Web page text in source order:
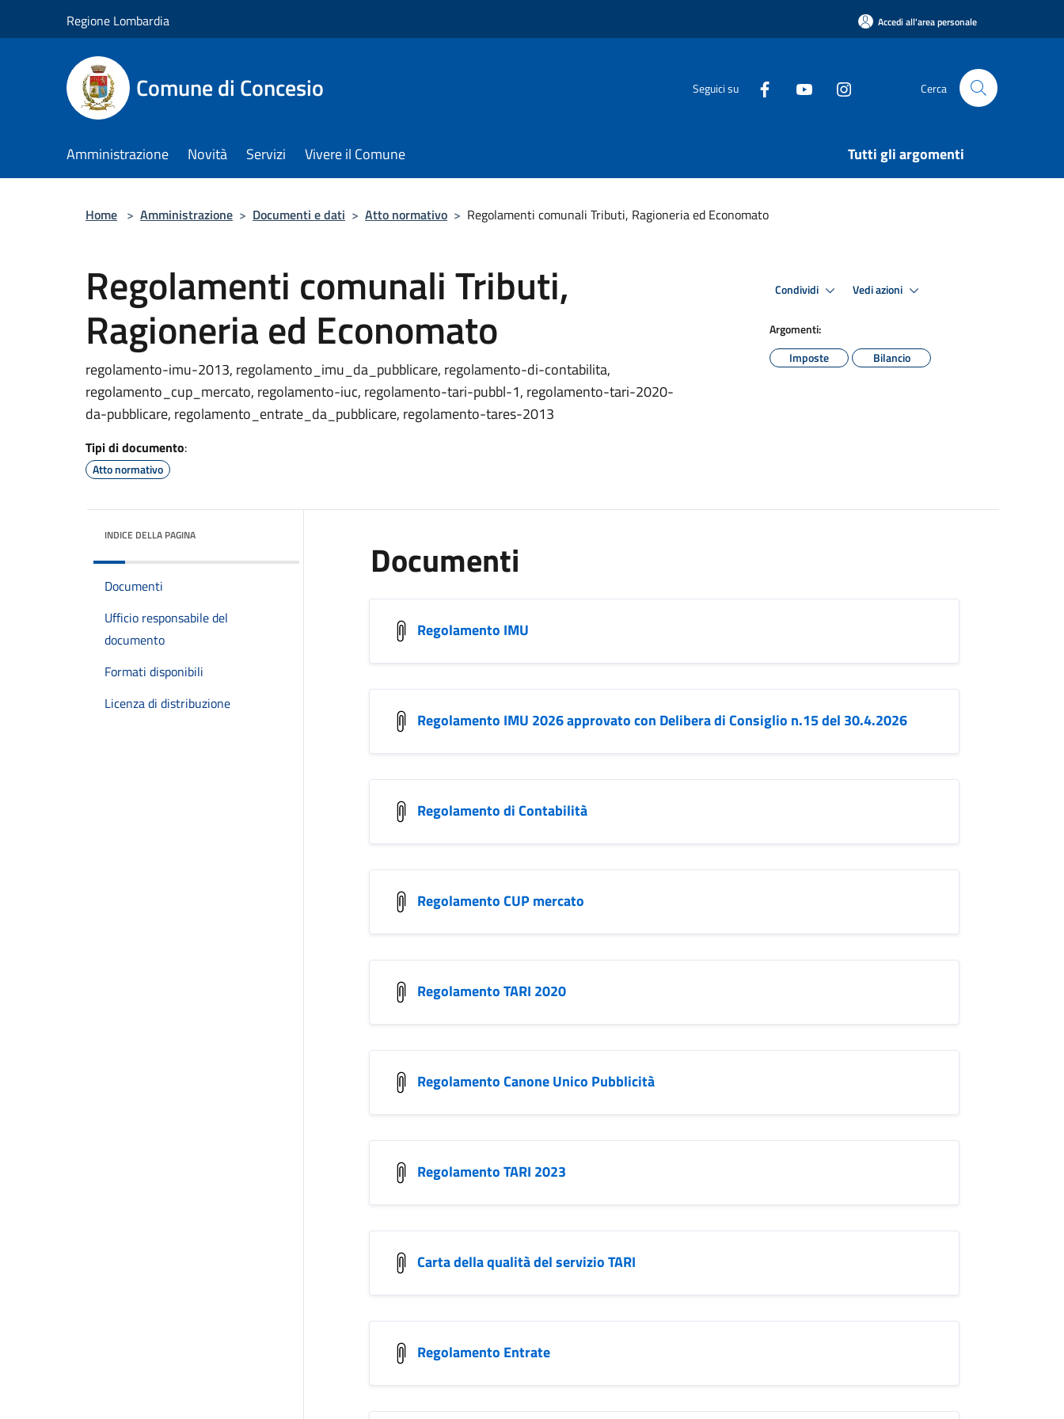
Regione Lombardia Accedi all'area personale
Comune di Concesio Seguici su Cerca
Amministrazione Novità Servizi Vivere il Comune Tutti gli argomenti
Home > Amministrazione > Documenti e dati > Atto normativo > Regolamenti comunali Tributi, Ragioneria ed Economato
Regolamenti comunali Tributi,
Ragioneria ed Economato
regolamento-imu-2013, regolamento_imu_da_pubblicare, regolamento-di-contabilita,
regolamento_cup_mercato, regolamento-iuc, regolamento-tari-pubbl-1, regolamento-tari-2020-
da-pubblicare, regolamento_entrate_da_pubblicare, regolamento-tares-2013
Tipi di documento:
Atto normativo
Condividi Vedi azioni
Argomenti:
Imposte
Bilancio
INDICE DELLA PAGINA
Documenti
Ufficio responsabile del
documento
Formati disponibili
Licenza di distribuzione
Documenti
Regolamento IMU
Regolamento IMU 2026 approvato con Delibera di Consiglio n.15 del 30.4.2026
Regolamento di Contabilità
Regolamento CUP mercato
Regolamento TARI 2020
Regolamento Canone Unico Pubblicità
Regolamento TARI 2023
Carta della qualità del servizio TARI
Regolamento Entrate